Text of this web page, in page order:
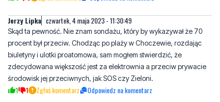
biuletyny i ulotki proatomowa, sam mogłem stwierdzić, że
zdecydowana większość jest za elektrownia a przeciw prywacie
środowisk jej przeciwnych, jak SOS czy Zieloni.
1 1 Zgłoś komentarz Odpowiedz na komentarz
Napisz swój komentarz